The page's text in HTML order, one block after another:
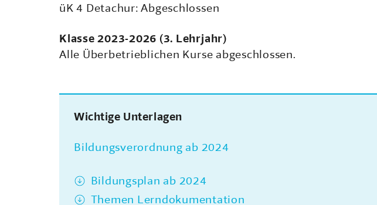
üK 4 Detachur: Abgeschlossen
Klasse 2023-2026 (3. Lehrjahr)
Alle Überbetrieblichen Kurse abgeschlossen.
Wichtige Unterlagen
Bildungsverordnung ab 2024
Bildungsplan ab 2024
Themen Lerndokumentation